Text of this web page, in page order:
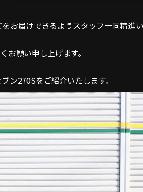
お届けできるようスタッフ一同精進
お願い申し上げます。
ン270Sをご紹介いたします。